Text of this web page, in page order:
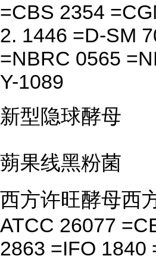
=CBS 2354
2. 1446 =D-SM
=NBRC 0565
Y-1089
新型隐球酵母
蒴果线黑粉菌
西方许旺酵母西
ATCC 26077
2863 =IFO 1840